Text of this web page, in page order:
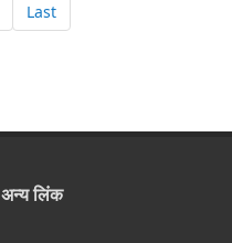
Last
अन्य लिंक